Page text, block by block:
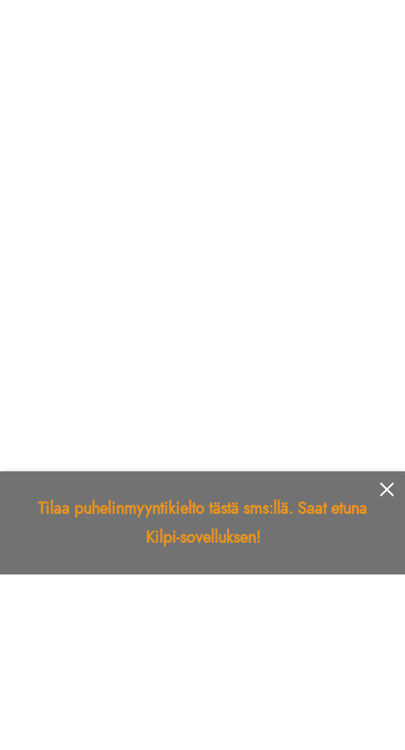
Tilaa puhelinmyyntikielto tästä sms:llä. Saat etuna
Kilpi-sovelluksen!